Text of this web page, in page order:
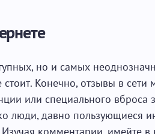
но и самых
Конечно, отзывы в сети
или специального вброса
люди, давно пользующиеся